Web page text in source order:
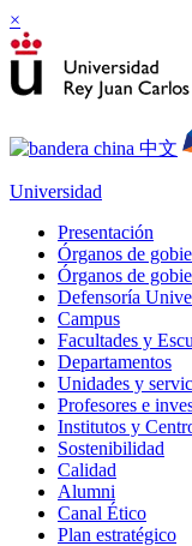
×
Universidad
Presentación
Órganos de
Órganos de
Defensoría
Campus
Facultades y
Departamentos
Unidades y
Profesores e
Institutos y
Sostenibilidad
Calidad
Alumni
Canal Ético
Plan estratégico